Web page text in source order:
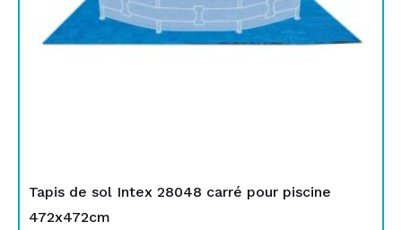
Tapis de sol Intex 28048 carré pour piscine
472x472cm